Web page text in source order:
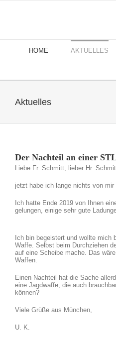
HOME AKTUELLES
Aktuelles
Der Nachteil an einer
Liebe Fr. Schmitt, lieber Hr.
jetzt habe ich lange nichts von
Ich hatte Ende 2019 von Ihnen
gelungen, einige sehr gute
Ich bin begeistert und wollte
Waffe. Selbst beim Durchziehen
auf eine Scheibe mache. Das
Waffen.
Einen Nachteil hat die Sache
eine Jagdwaffe, die auch
können?
Viele Grüße aus München,
U. K.